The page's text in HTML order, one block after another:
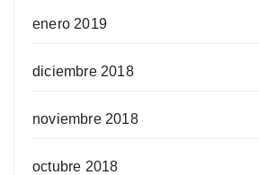
enero 2019
diciembre 2018
noviembre 2018
octubre 2018